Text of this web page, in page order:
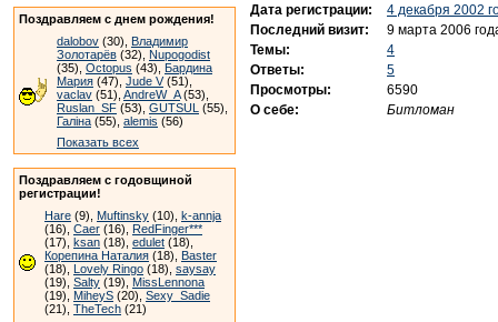
Поздравляем с днем рождения!
dalobov (30), Владимир
Золотарёв (32), Nupogodist
(35), Octopus (43), Бардина
Мария (47), Jude V(51),
vaclav (51), AndreW_A(53),
Ruslan_SF (53), GUTSUL (55),
Галіна (55), alemis (56)
Показать всех
Поздравляем с годовщиной
регистрации!
Hare (9), Muftinsky (10), k-annja
(16), Caer (16), RedFinger***
(17), ksan (18), edulet (18),
Корепина Наталия (18), Baster
(18), Lovely Ringo (18), saysay
(19), Salty (19), MissLennona
(19), MiheyS (20), Sexy_Sadie
(21), TheTech (21)
Дата регистрации:
4 декабря 2002
Последний визит:
9 марта 2006
Темы:
4
Ответы:
5
Просмотры:
6590
О себе:
Битломан